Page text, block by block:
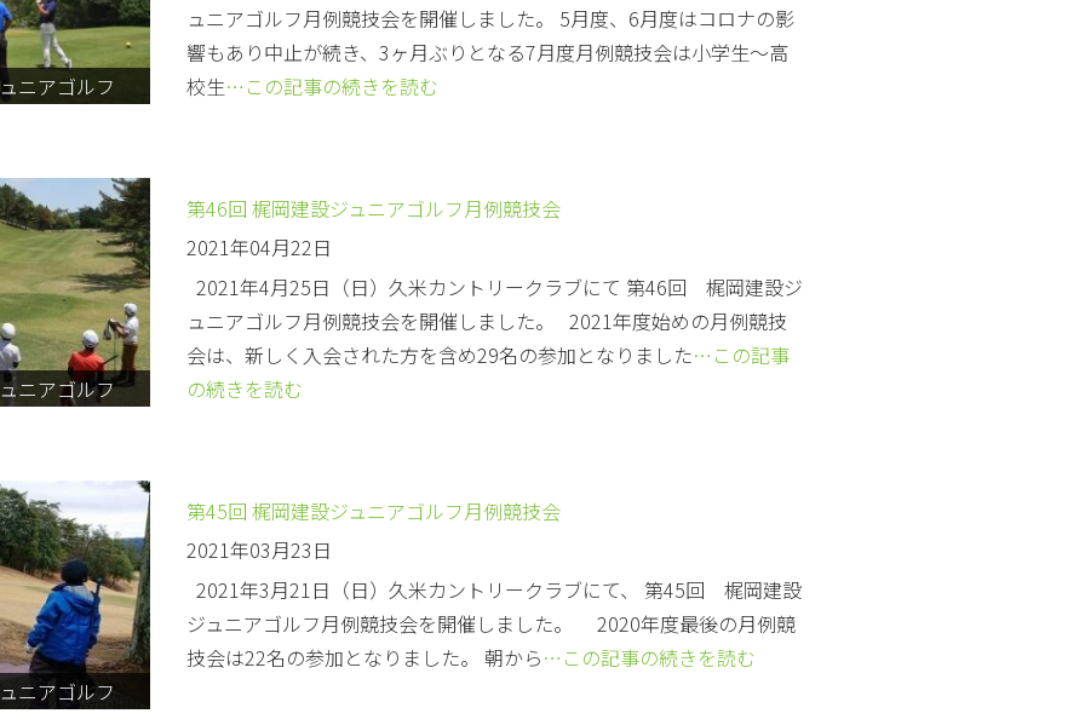
ニアゴルフ
ュニアゴルフ月例競技会を開催しました。 5月度、6月度はコロナの影
響もあり中止が続き、3ヶ月ぶりとなる7月度月例競技会は小学生～高
校生…この記事の続きを読む
ニアゴルフ
第46回 梶岡建設ジュニアゴルフ月例競技会
2021年04月22日
2021年4月25日（日）久米カントリークラブにて 第46回 梶岡建設ジ
ュニアゴルフ月例競技会を開催しました。 2021年度始めの月例競技
会は、新しく入会された方を含め29名の参加となりました…この記事
の続きを読む
ニアゴルフ
第45回 梶岡建設ジュニアゴルフ月例競技会
2021年03月23日
2021年3月21日（日）久米カントリークラブにて、 第45回 梶岡建設
ジュニアゴルフ月例競技会を開催しました。 2020年度最後の月例競
技会は22名の参加となりました。 朝から…この記事の続きを読む